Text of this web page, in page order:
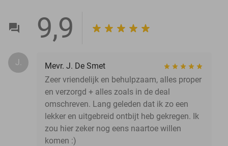
9,9
J.
Mevr. J. De Smet
Zeer vriendelijk en behulpzaam, alles proper
en verzorgd + alles zoals in de deal
omschreven. Lang geleden dat ik zo een
lekker en uitgebreid ontbijt heb gekregen. Ik
zou hier zeker nog eens naartoe willen
komen :)